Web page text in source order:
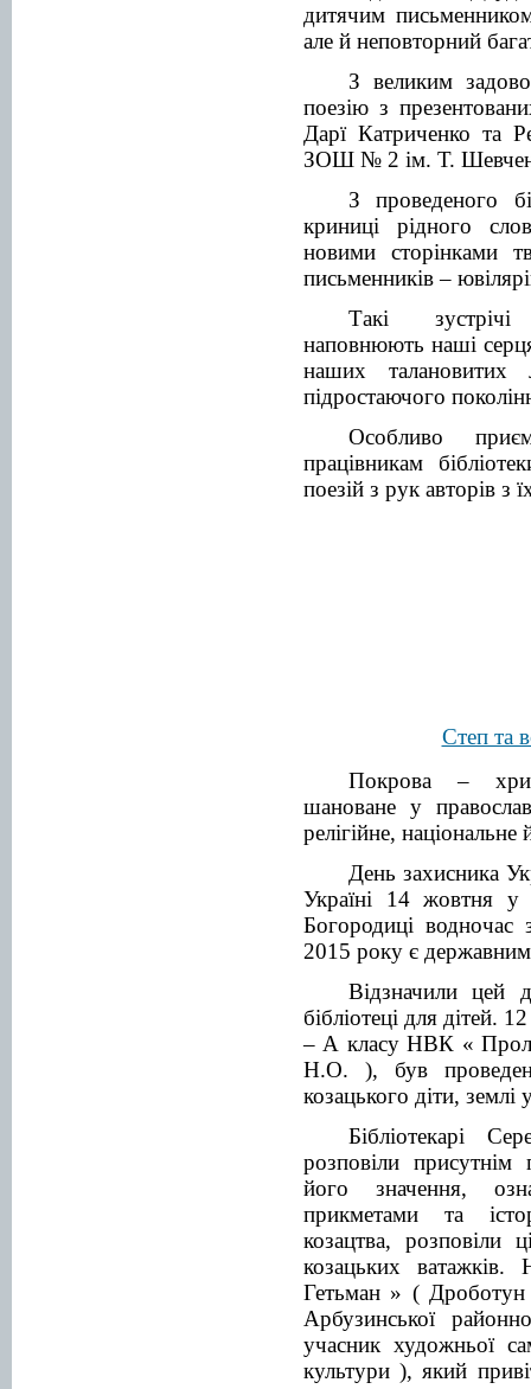
дитячим
але й неповторний
З великим
поезію з
Дарї Катриченко та
ЗОШ № 2 ім. Т.
З проведеного
криниці рідного
новими сторінками
письменників –
Такі зустрічі
наповнюють наші
наших
підростаючого
Особливо
працівникам
поезій з рук авторів з
Степ та
Покрова –
шановане у
релігійне,
День захисника
Україні 14 жовтня у
Богородиці водночас
2015 року є
Відзначили цей
бібліотеці для дітей.
– А класу НВК «
Н.О. ), був
козацького діти, землі
Бібліотекарі
розповіли
його значення,
прикметами та
козацтва, розповіли
козацьких
Гетьман » ( Дроботун
Арбузинської
учасник художньої
культури ), який